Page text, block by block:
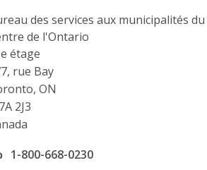
des services aux municipalités du
de l'Ontario
étage
rue Bay
ON
2J3
phone number
1-800-668-0230